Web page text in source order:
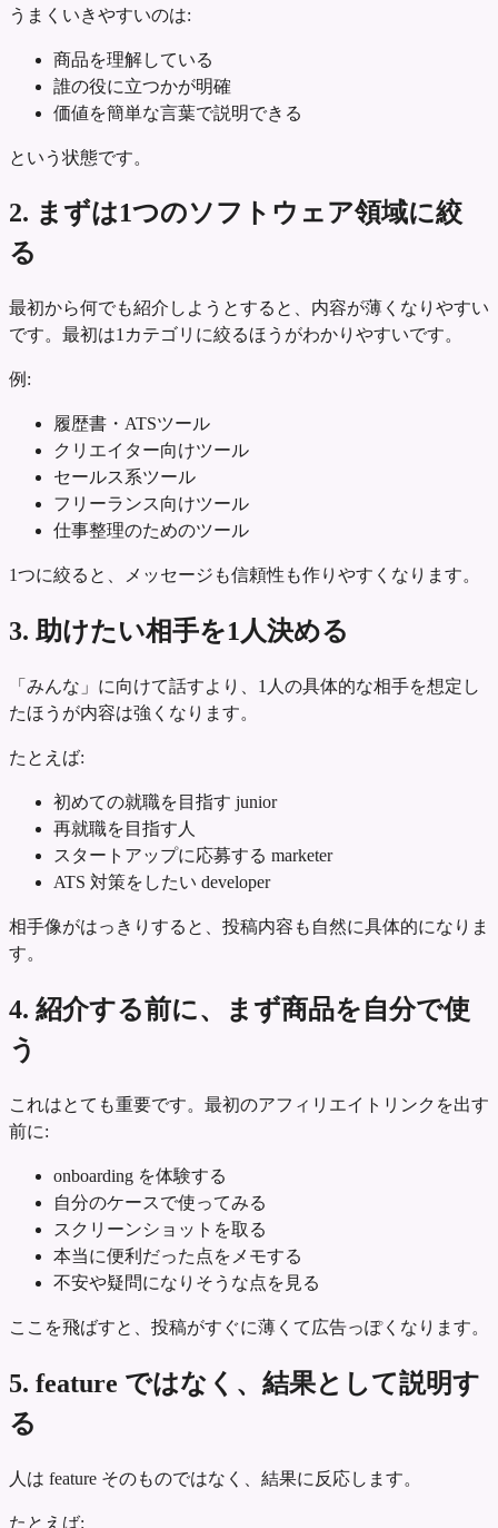
うまくいきやすいのは:
商品を理解している
誰の役に立つかが明確
価値を簡単な言葉で説明できる
という状態です。
2. まずは1つのソフトウェア領域に絞
る
最初から何でも紹介しようとすると、内容が薄くなりやすい
です。最初は1カテゴリに絞るほうがわかりやすいです。
例:
履歴書・ATSツール
クリエイター向けツール
セールス系ツール
フリーランス向けツール
仕事整理のためのツール
1つに絞ると、メッセージも信頼性も作りやすくなります。
3. 助けたい相手を1人決める
「みんな」に向けて話すより、1人の具体的な相手を想定し
たほうが内容は強くなります。
たとえば:
初めての就職を目指す junior
再就職を目指す人
スタートアップに応募する marketer
ATS 対策をしたい developer
相手像がはっきりすると、投稿内容も自然に具体的になりま
す。
4. 紹介する前に、まず商品を自分で使
う
これはとても重要です。最初のアフィリエイトリンクを出す
前に:
onboarding を体験する
自分のケースで使ってみる
スクリーンショットを取る
本当に便利だった点をメモする
不安や疑問になりそうな点を見る
ここを飛ばすと、投稿がすぐに薄くて広告っぽくなります。
5. feature ではなく、結果として説明す
る
人は feature そのものではなく、結果に反応します。
たとえば: